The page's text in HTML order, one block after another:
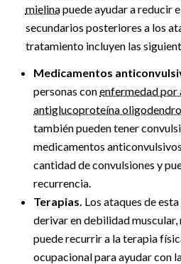
mielinapuede ayudar a reducir
secundarios posteriores a los
tratamiento incluyen las
Medicamentos
personas conenfermedad por
antiglucoproteína
también pueden tener
medicamentos
cantidad de convulsiones y
recurrencia.
Terapias. Los ataques de esta
derivar en debilidad muscular,
puede recurrir a la terapia
ocupacional para ayudar con